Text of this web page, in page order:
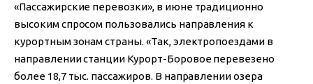
«Пассажирские перевозки», в июне традиционно
высоким спросом пользовались направления к
курортным зонам страны. «Так, электропоездами в
направлении станции Курорт-Боровое перевезено
более 18,7 тыс. пассажиров. В направлении озера